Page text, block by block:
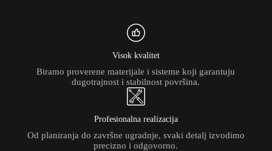
Visok kvalitet
Biramo proverene materijale i sisteme koji garantuju
dugotrajnost i stabilnost površina.
Profesionalna realizacija
Od planiranja do završne ugradnje, svaki detalj izvodimo
precizno i odgovorno.